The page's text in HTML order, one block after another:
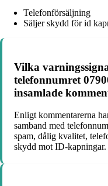
Telefonförsäljning
Säljer skydd för id
Vilka
telefonnumret
insamlade
Enligt kommentarerna
samband med
spam, dålig kvalitet,
skydd mot ID-kapningar.